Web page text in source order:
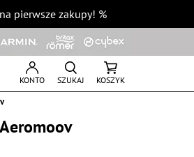
pierwsze zakupy! %
KONTO SZUKAJ KOSZYK
Aeromoov